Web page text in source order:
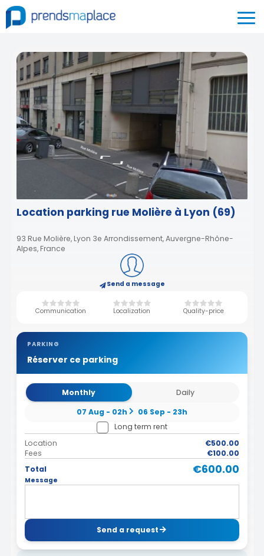
Location parking rue Molière à Lyon (69)
93 Rue Molière, Lyon 3e Arrondissement, Auvergne-Rhône-
Alpes, France
Send a message
Communication Localization Quality-price
PARKING
Réserver ce parking
Monthly
Daily
07 Aug - 02h
06 Sep - 23h
Long term rent
Location
€500.00
Fees
€100.00
Total
€600.00
Message
Send a request